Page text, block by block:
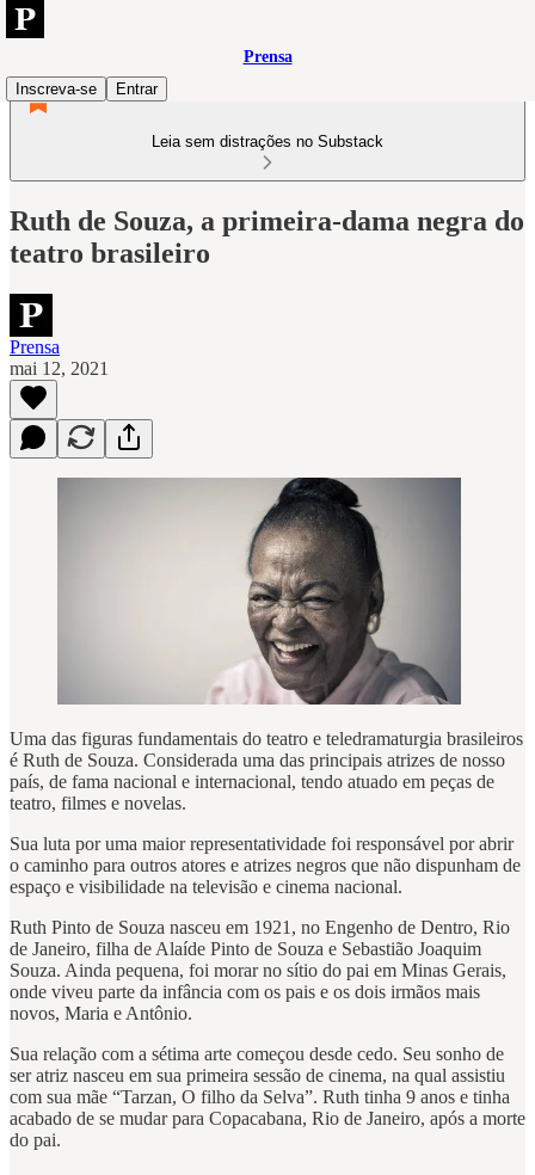
Prensa
Inscreva-se
Entrar
Leia sem distrações no Substack
Ruth de Souza, a primeira-dama negra do
teatro brasileiro
Prensa
mai 12, 2021
Uma das figuras fundamentais do teatro e teledramaturgia brasileiros
é Ruth de Souza. Considerada uma das principais atrizes de nosso
país, de fama nacional e internacional, tendo atuado em peças de
teatro, filmes e novelas.
Sua luta por uma maior representatividade foi responsável por abrir
o caminho para outros atores e atrizes negros que não dispunham de
espaço e visibilidade na televisão e cinema nacional.
Ruth Pinto de Souza nasceu em 1921, no Engenho de Dentro, Rio
de Janeiro, filha de Alaíde Pinto de Souza e Sebastião Joaquim
Souza. Ainda pequena, foi morar no sítio do pai em Minas Gerais,
onde viveu parte da infância com os pais e os dois irmãos mais
novos, Maria e Antônio.
Sua relação com a sétima arte começou desde cedo. Seu sonho de
ser atriz nasceu em sua primeira sessão de cinema, na qual assistiu
com sua mãe “Tarzan, O filho da Selva”. Ruth tinha 9 anos e tinha
acabado de se mudar para Copacabana, Rio de Janeiro, após a morte
do pai.